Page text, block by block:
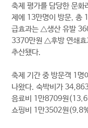
축제 평가를 담당한 문화
제에 13만명이 방문, 총
급효과는 △생산 유발
3370만원 △후방 연쇄
추산됐다.
축제 기간 중 방문객 1
나왔다. 숙박비가
음료비 1만8709원
쇼핑비 1만3502원